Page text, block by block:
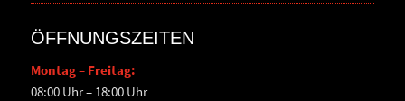
ÖFFNUNGSZEITEN
Montag – Freitag:
08:00 Uhr – 18:00 Uhr